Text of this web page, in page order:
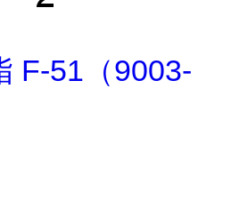
F-51（9003-